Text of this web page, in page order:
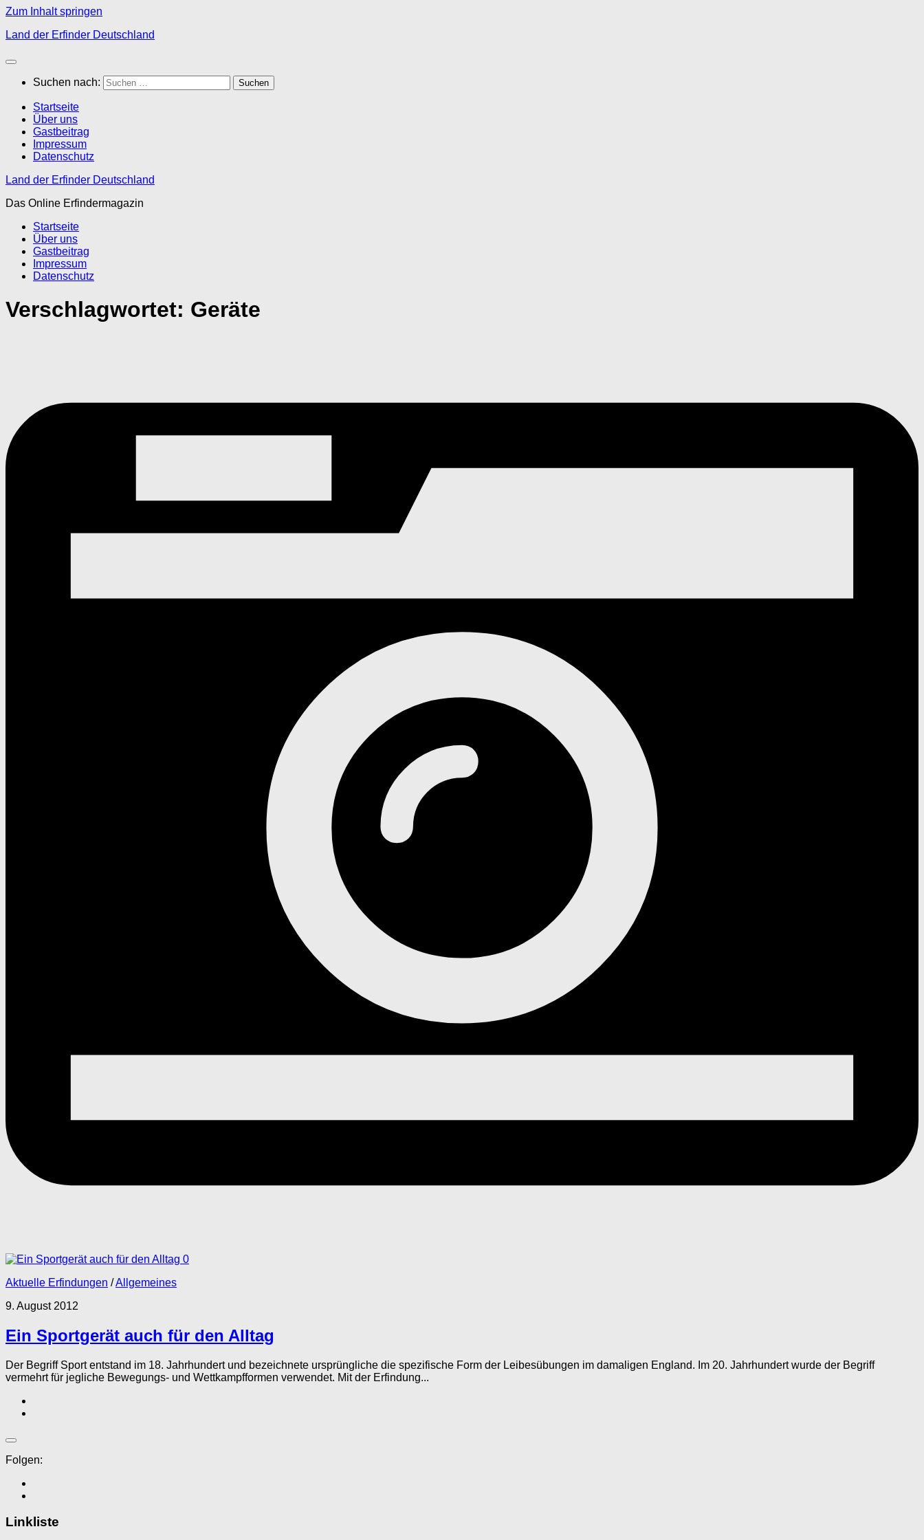
Zum Inhalt springen
Land der Erfinder Deutschland
Suchen nach:
Startseite
Über uns
Gastbeitrag
Impressum
Datenschutz
Land der Erfinder Deutschland
Das Online Erfindermagazin
Startseite
Über uns
Gastbeitrag
Impressum
Datenschutz
Verschlagwortet: Geräte
0
Aktuelle Erfindungen /Allgemeines
9. August 2012
Ein Sportgerät auch für den Alltag
Der Begriff Sport entstand im 18. Jahrhundert und bezeichnete ursprüngliche die spezifische Form der Leibesübungen im damaligen England. Im 20. Jahrhundert wurde der Begriff
vermehrt für jegliche Bewegungs- und Wettkampfformen verwendet. Mit der Erfindung...
Folgen:
Linkliste